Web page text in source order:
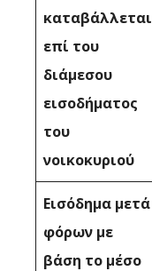
καταβάλλεται
επί του
διάμεσου
εισοδήματος
του
νοικοκυριού
Εισόδημα μετά
φόρων με
βάση το μέσο